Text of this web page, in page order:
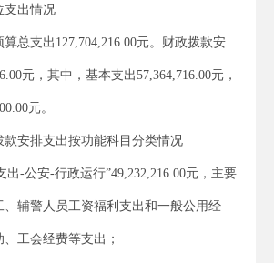
支出情况
算总支出127,704,216.00元。财政拨款安
元，其中，基本支出57,364,716.00元，
元。
款安排支出按功能科目分类情况
出-公安-行政运行”49,232,216.00元，主要
、辅警人员工资福利支出和一般公用经
工会经费等支出；